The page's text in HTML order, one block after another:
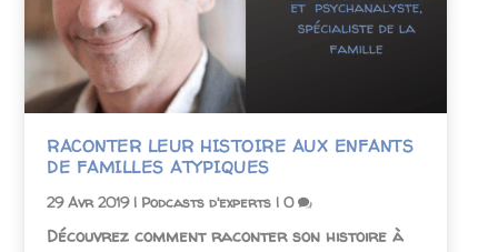
RACONTER LEUR HISTOIRE AUX ENFANTS
DE FAMILLES ATYPIQUES
29 Avr 2019| Podcasts d'experts |0
Découvrez comment raconter son histoire à